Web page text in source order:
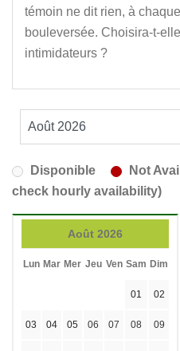
témoin ne dit rien, à
bouleversée. Choisira-t-
intimidateurs ?
Disponible
Not
check hourly availability)
Août 2026
Lun Mar Mer Jeu Ven Sam Dim
01 02
03 04 05 06 07 08 09